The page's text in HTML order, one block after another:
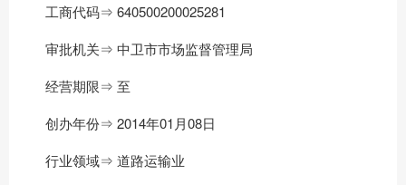
工商代码⇒ 640500200025281
审批机关⇒ 中卫市市场监督管理局
经营期限⇒ 至
创办年份⇒ 2014年01月08日
行业领域⇒ 道路运输业